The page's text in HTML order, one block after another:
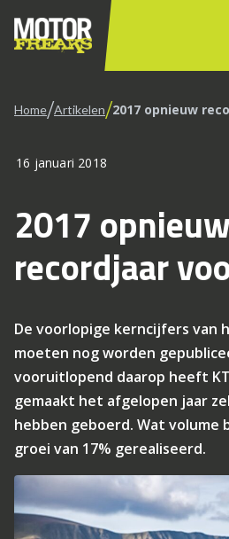
Home/Artikelen/2017 opnieuw
16 januari 2018
2017 opnieuw
recordjaar
De voorlopige kerncijfers van
moeten nog worden
vooruitlopend daarop heeft
gemaakt het afgelopen jaar
hebben geboerd. Wat
groei van 17% gerealiseerd.